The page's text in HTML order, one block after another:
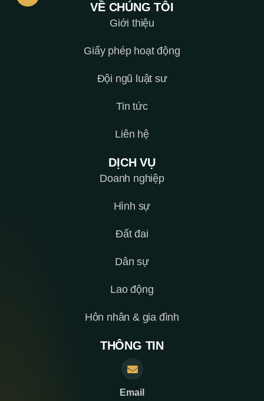
VỀ CHÚNG TÔI
Giới thiệu
Giấy phép hoạt động
Đội ngũ luật sư
Tin tức
Liên hệ
DỊCH VỤ
Doanh nghiệp
Hình sự
Đất đai
Dân sự
Lao động
Hôn nhân & gia đình
THÔNG TIN
Email